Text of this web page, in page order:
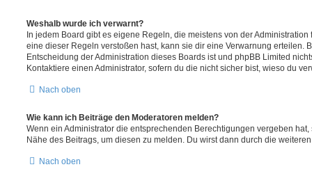
Weshalb wurde ich verwarnt?
In jedem Board gibt es eigene Regeln, die meistens von der
eine dieser Regeln verstoßen hast, kann sie dir eine Verwarnung erteilen.
Entscheidung der Administration dieses Boards ist und phpBB Limited
Kontaktiere einen Administrator, sofern du die nicht sicher bist, wieso du
Nach oben
Wie kann ich Beiträge den Moderatoren melden?
Wenn ein Administrator die entsprechenden Berechtigungen vergeben
Nähe des Beitrags, um diesen zu melden. Du wirst dann durch die
Nach oben